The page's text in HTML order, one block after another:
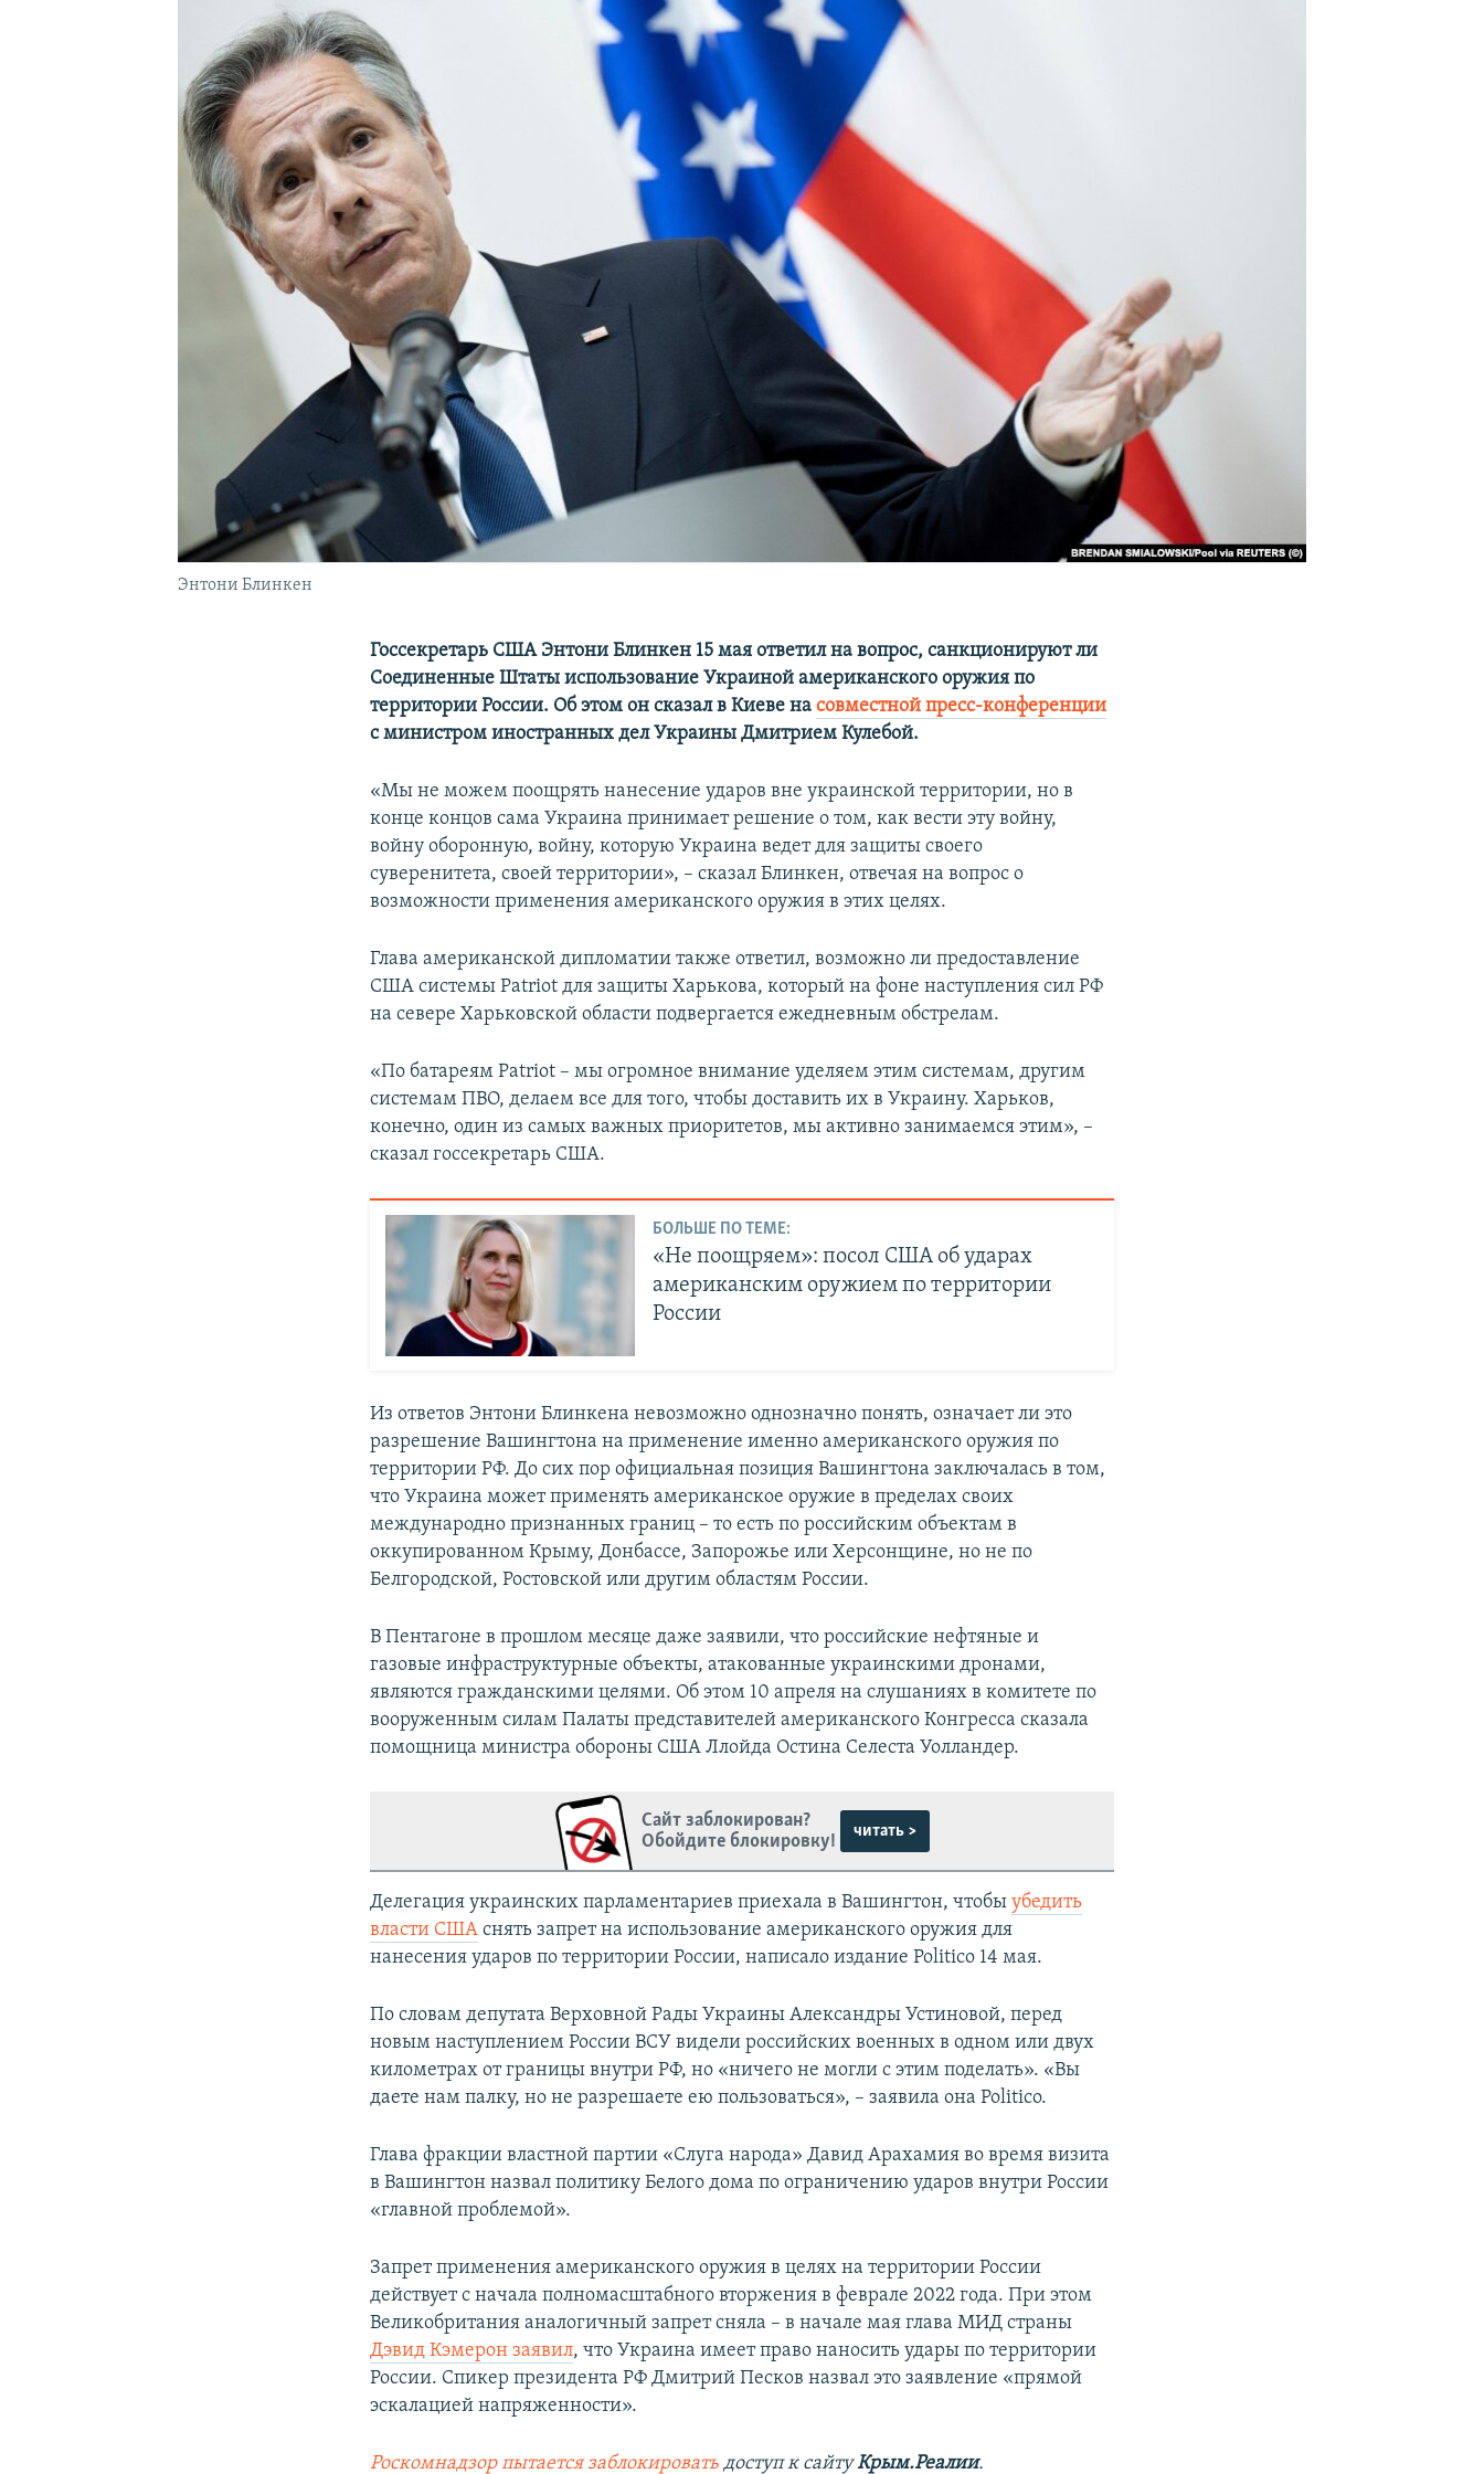
УКРАИНСКАЯ ПРОБЛЕМА КРЫМА
Энтони Блинкен
Госсекретарь США Энтони Блинкен 15 мая ответил на вопрос, санкционируют ли
Соединенные Штаты использование Украиной американского оружия по
территории России. Об этом он сказал в Киеве насовместной пресс-конференции
с министром иностранных дел Украины Дмитрием Кулебой.
«Мы не можем поощрять нанесение ударов вне украинской территории, но в
конце концов сама Украина принимает решение о том, как вести эту войну,
войну оборонную, войну, которую Украина ведет для защиты своего
суверенитета, своей территории», – сказал Блинкен, отвечая на вопрос о
возможности применения американского оружия в этих целях.
Глава американской дипломатии также ответил, возможно ли предоставление
США системы Patriot для защиты Харькова, который на фоне наступления сил РФ
на севере Харьковской области подвергается ежедневным обстрелам.
«По батареям Patriot – мы огромное внимание уделяем этим системам, другим
системам ПВО, делаем все для того, чтобы доставить их в Украину. Харьков,
конечно, один из самых важных приоритетов, мы активно занимаемся этим», –
сказал госсекретарь США.
БОЛЬШЕ ПО ТЕМЕ:
«Не поощряем»: посол США об ударах
американским оружием по территории
России
Из ответов Энтони Блинкена невозможно однозначно понять, означает ли это
разрешение Вашингтона на применение именно американского оружия по
территории РФ. До сих пор официальная позиция Вашингтона заключалась в том,
что Украина может применять американское оружие в пределах своих
международно признанных границ – то есть по российским объектам в
оккупированном Крыму, Донбассе, Запорожье или Херсонщине, но не по
Белгородской, Ростовской или другим областям России.
В Пентагоне в прошлом месяце даже заявили, что российские нефтяные и
газовые инфраструктурные объекты, атакованные украинскими дронами,
являются гражданскими целями. Об этом 10 апреля на слушаниях в комитете по
вооруженным силам Палаты представителей американского Конгресса сказала
помощница министра обороны США Ллойда Остина Селеста Уолландер.
Сайт заблокирован?
Обойдите блокировку!
читать >
Делегация украинских парламентариев приехала в Вашингтон, чтобыубедить
власти США снять запрет на использование американского оружия для
нанесения ударов по территории России, написало издание Politico 14 мая.
По словам депутата Верховной Рады Украины Александры Устиновой, перед
новым наступлением России ВСУ видели российских военных в одном или двух
километрах от границы внутри РФ, но «ничего не могли с этим поделать». «Вы
даете нам палку, но не разрешаете ею пользоваться», – заявила она Politico.
Глава фракции властной партии «Слуга народа» Давид Арахамия во время визита
в Вашингтон назвал политику Белого дома по ограничению ударов внутри России
«главной проблемой».
Запрет применения американского оружия в целях на территории России
действует с начала полномасштабного вторжения в феврале 2022 года. При этом
Великобритания аналогичный запрет сняла – в начале мая глава МИД страны
Дэвид Кэмерон заявил, что Украина имеет право наносить удары по территории
России. Спикер президента РФ Дмитрий Песков назвал это заявление «прямой
эскалацией напряженности».
Роскомнадзор пытается заблокировать доступ к сайтуКрым.Реалии.